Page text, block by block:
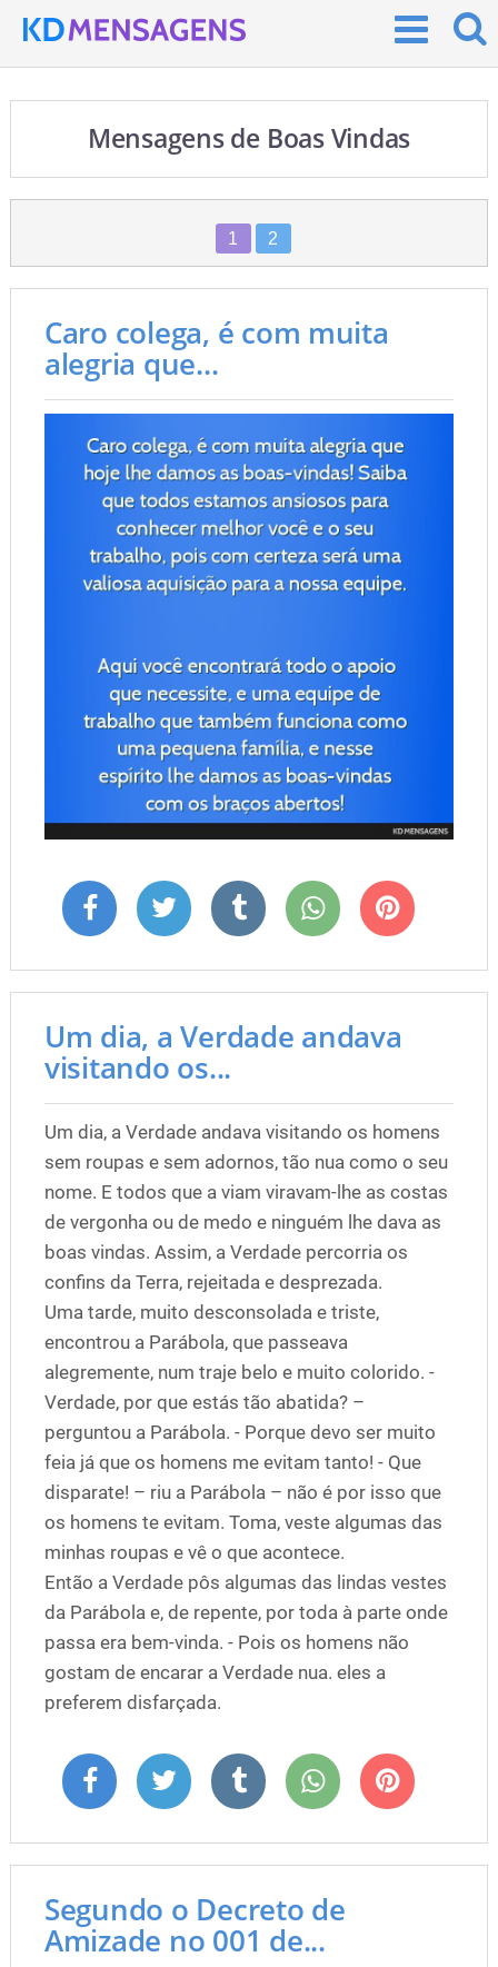
Mensagens de Boas Vindas
1 2
Caro colega, é com muita
alegria que...
Um dia, a Verdade andava
visitando os...
Um dia, a Verdade andava visitando os homens
sem roupas e sem adornos, tão nua como o seu
nome. E todos que a viam viravam-lhe as costas
de vergonha ou de medo e ninguém lhe dava as
boas vindas. Assim, a Verdade percorria os
confins da Terra, rejeitada e desprezada.
Uma tarde, muito desconsolada e triste,
encontrou a Parábola, que passeava
alegremente, num traje belo e muito colorido. -
Verdade, por que estás tão abatida? –
perguntou a Parábola. - Porque devo ser muito
feia já que os homens me evitam tanto! - Que
disparate! – riu a Parábola – não é por isso que
os homens te evitam. Toma, veste algumas das
minhas roupas e vê o que acontece.
Então a Verdade pôs algumas das lindas vestes
da Parábola e, de repente, por toda à parte onde
passa era bem-vinda. - Pois os homens não
gostam de encarar a Verdade nua. eles a
preferem disfarçada.
Segundo o Decreto de
Amizade no 001 de...